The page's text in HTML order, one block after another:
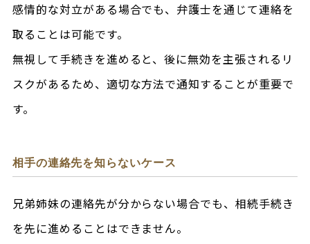
感情的な対立がある場合でも、弁護士を通じて連絡を
取ることは可能です。
無視して手続きを進めると、後に無効を主張されるリ
スクがあるため、適切な方法で通知することが重要で
す。
相手の連絡先を知らないケース
兄弟姉妹の連絡先が分からない場合でも、相続手続き
を先に進めることはできません。